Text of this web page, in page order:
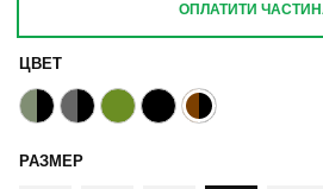
ЦВЕТ
РАЗМЕР
ОПЛАТИТИ